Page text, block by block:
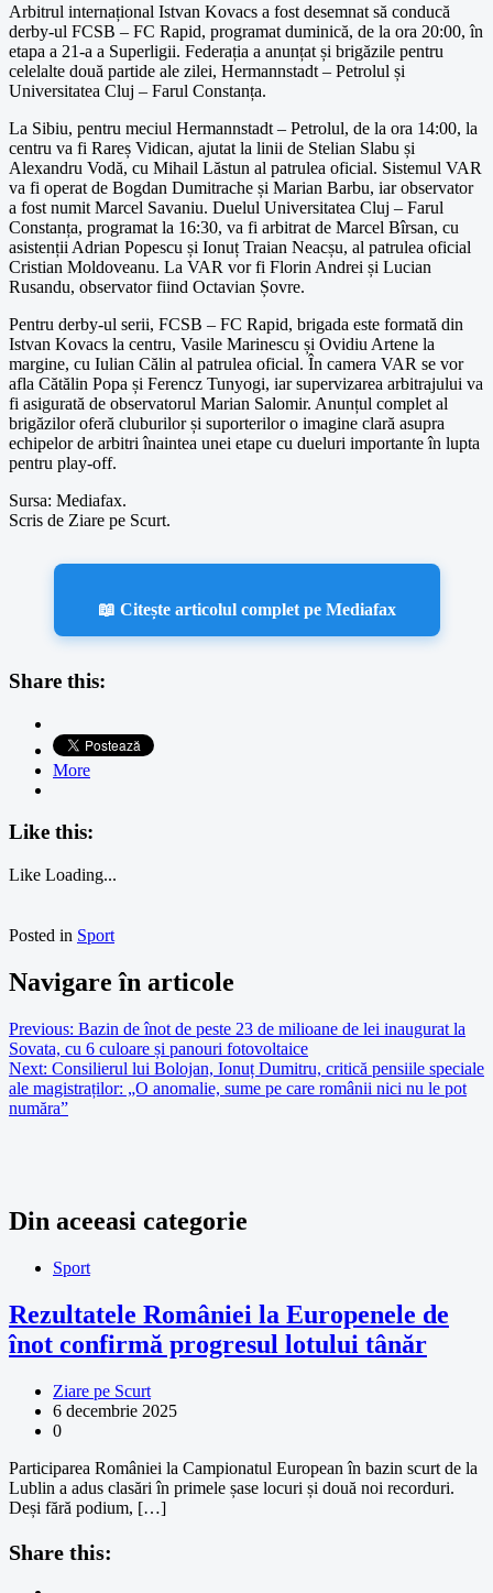
Arbitrul internațional Istvan Kovacs a fost desemnat să conducă
derby-ul FCSB – FC Rapid, programat duminică, de la ora 20:00, în
etapa a 21-a a Superligii. Federația a anunțat și brigăzile pentru
celelalte două partide ale zilei, Hermannstadt – Petrolul și
Universitatea Cluj – Farul Constanța.
La Sibiu, pentru meciul Hermannstadt – Petrolul, de la ora 14:00, la
centru va fi Rareș Vidican, ajutat la linii de Stelian Slabu și
Alexandru Vodă, cu Mihail Lăstun al patrulea oficial. Sistemul VAR
va fi operat de Bogdan Dumitrache și Marian Barbu, iar observator
a fost numit Marcel Savaniu. Duelul Universitatea Cluj – Farul
Constanța, programat la 16:30, va fi arbitrat de Marcel Bîrsan, cu
asistenții Adrian Popescu și Ionuț Traian Neacșu, al patrulea oficial
Cristian Moldoveanu. La VAR vor fi Florin Andrei și Lucian
Rusandu, observator fiind Octavian Șovre.
Pentru derby-ul serii, FCSB – FC Rapid, brigada este formată din
Istvan Kovacs la centru, Vasile Marinescu și Ovidiu Artene la
margine, cu Iulian Călin al patrulea oficial. În camera VAR se vor
afla Cătălin Popa și Ferencz Tunyogi, iar supervizarea arbitrajului va
fi asigurată de observatorul Marian Salomir. Anunțul complet al
brigăzilor oferă cluburilor și suporterilor o imagine clară asupra
echipelor de arbitri înaintea unei etape cu dueluri importante în lupta
pentru play-off.
Sursa: Mediafax.
Scris de Ziare pe Scurt.
📖 Citește articolul complet pe Mediafax
Share this:
More
Like this:
Like Loading...
Posted in Sport
Navigare în articole
Previous: Bazin de înot de peste 23 de milioane de lei inaugurat la
Sovata, cu 6 culoare și panouri fotovoltaice
Next: Consilierul lui Bolojan, Ionuț Dumitru, critică pensiile speciale
ale magistraților: „O anomalie, sume pe care românii nici nu le pot
număra”
Din aceeasi categorie
Sport
Rezultatele României la Europenele de
înot confirmă progresul lotului tânăr
Ziare pe Scurt
6 decembrie 2025
0
Participarea României la Campionatul European în bazin scurt de la
Lublin a adus clasări în primele șase locuri și două noi recorduri.
Deși fără podium, […]
Share this: